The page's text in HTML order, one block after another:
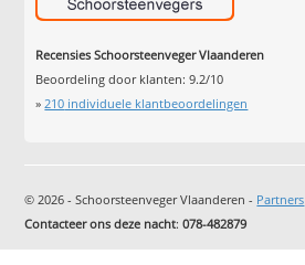
Recensies Schoorsteenveger Vlaanderen
Beoordeling door klanten:9.2/10
»210 individuele klantbeoordelingen
© 2026 - Schoorsteenveger Vlaanderen - Partners
Contacteer ons deze nacht:078-482879